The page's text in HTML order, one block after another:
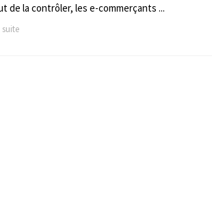
de la contrôler, les e-commerçants ...
suite